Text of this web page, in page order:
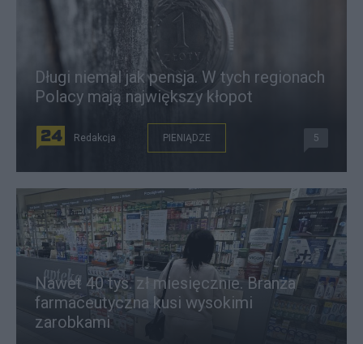
Długi niemal jak pensja. W tych regionach
Polacy mają największy kłopot
Redakcja PIENIĄDZE 5
Nawet 40 tys. zł miesięcznie. Branża
farmaceutyczna kusi wysokimi
zarobkami